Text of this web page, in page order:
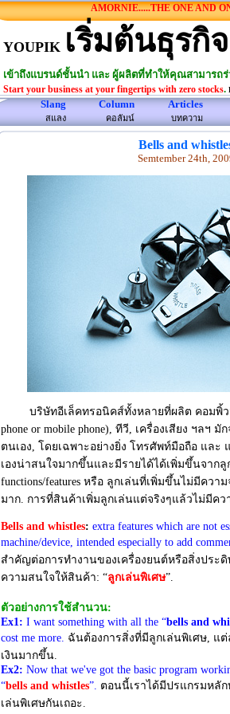
AMORNIE.....THE ONE AND ONLY
YOUPIK เริ่มต้นธุรกิจ
เข้าถึงแบรนด์ชั้นนำ และ ผู้ผลิตที่ทำให้คุณสามารถร่
Start your business at your fingertips with zero stocks.
Slang Column Articles
สแลง คอลัมน์ บทความ
Bells and
Semtember 24th,
บริษัทอีเล็คทรอนิคส์ทั้งหลายที่ผลิต คอมพิ้ว
phone or mobile phone), ทีวี, เครื่องเสียง ฯลฯ
ตนเอง, โดยเฉพาะอย่างยิ่ง โทรศัพท์มือถือ และ
เองน่าสนใจมากขึ้นและมีรายได้ได้เพิ่มขึ้นจาก
functions/features หรือ ลูกเล่นที่เพิ่มขึ้นไม่มีควา
มาก. การที่สินค้าเพิ่มลูกเล่นแต่จริงๆแล้วไม่มีค
Bells and whistles: extra features which are not
machine/device, intended especially to add
สำคัญต่อการทำงานของเครื่องยนต์หรือสิ่งประ
ความสนใจให้สินค้า: “ลูกเล่นพิเศษ”.
ตัวอย่างการใช้สำนวน:
Ex1: I want something with all the “bells and
cost me more. ฉันต้องการสิ่งที่มีลูกเล่นพิเศษ, แ
เงินมากขึ้น.
Ex2: Now that we've got the basic program
“bells and whistles”. ตอนนี้เราได้มีปรแกรมหลั
เล่นพิเศษกันเถอะ.